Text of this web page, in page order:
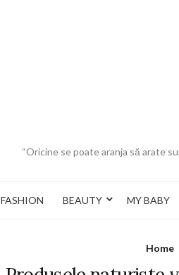
“Oricine se poate aranja să arate
FASHION BEAUTY MY BABY
Home